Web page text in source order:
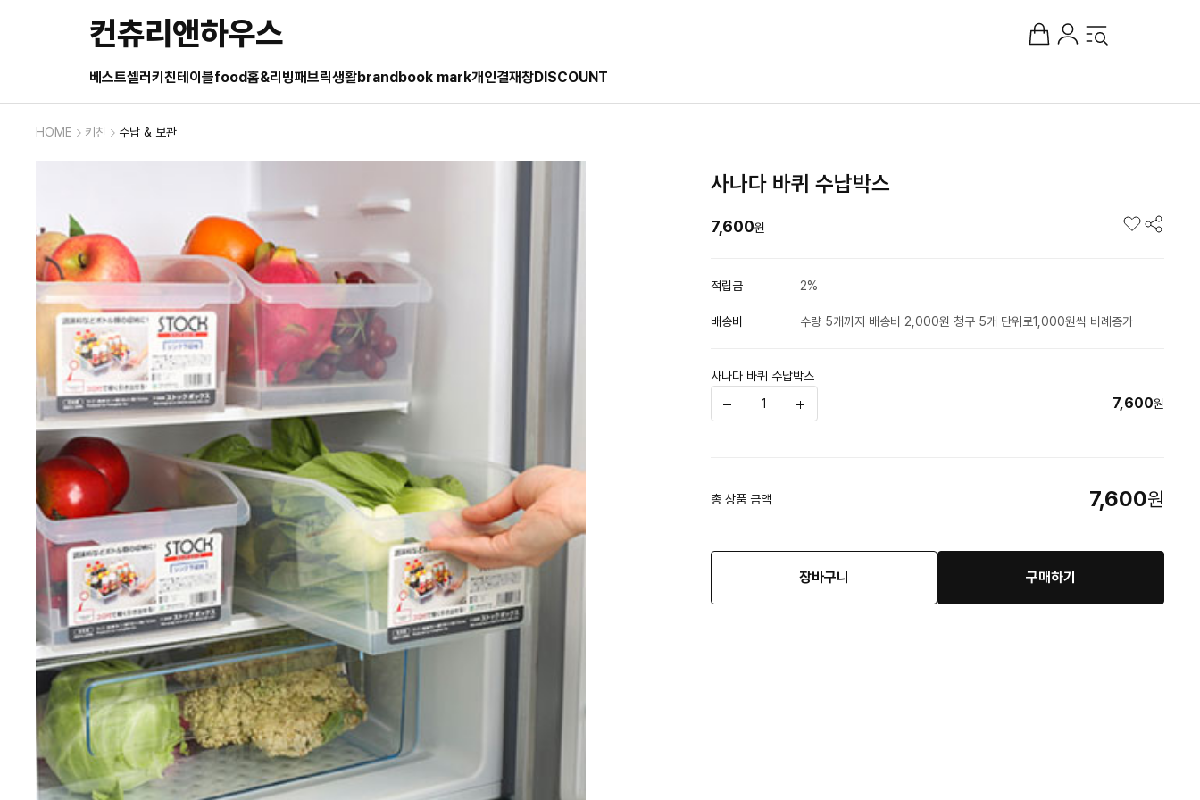
컨츄리앤하우스
베스트셀러 키친테이블food홈&리빙패브릭생활brandbook mark개인결재창DISCOUNT
HOME 키친 수납 & 보관
사나다 바퀴 수납박스
7,600원
적립금 2%
배송비 수량 5개까지 배송비 2,000원 청구 5개 단위로1,000원씩 비례증가
사나다 바퀴 수납박스
7,600원
총 상품 금액 7,600원
장바구니 구매하기